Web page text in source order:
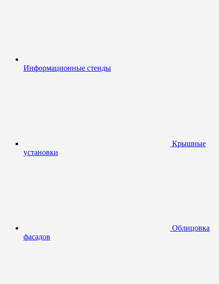
Информационные стенды
Крышные
установки
Облицовка
фасадов